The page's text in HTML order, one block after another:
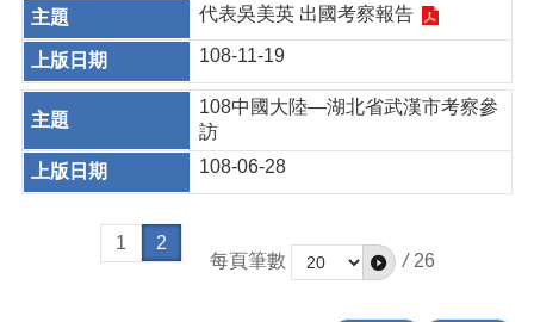
代表吳美英 出國考察報告
108-11-19
108中國大陸—湖北省武漢市考察參
訪
108-06-28
1
2
每頁筆數
/ 26